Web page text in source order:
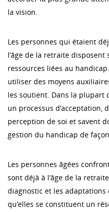
la vision.
Les personnes qui étaient
l’âge de la retraite
ressources liées au
utiliser des moyens
les soutient. Dans la plupart
un processus d’acceptation,
perception de soi et savent
gestion du handicap de
Les personnes âgées
sont déjà à l’âge de la
diagnostic et les
qu’elles se constituent un